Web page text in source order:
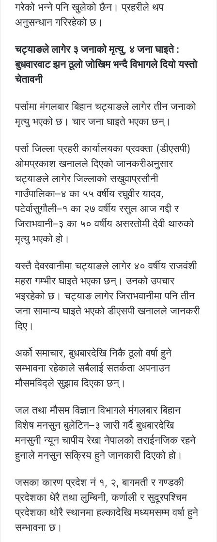
गरेको भन्ने पनि खुलेको छैन। प्रहरीले थप
अनुसन्धान गरिरहेको छ।
चट्याङले लागेर ३ जनाको मृत्यु, ४ जना घाइते :
बुधवारवाट झन ठूलो जोखिम भन्दै विभागले दियो यस्तो
चेतावनी
पर्सामा मंगलबार बिहान चट्याङले लागेर तीन जनाको
मृत्यु भएको छ। चार जना घाइते भएका छन्।
पर्सा जिल्ला प्रहरी कार्यालयका प्रवक्ता (डीएसपी)
ओमप्रकाश खनालले दिएको जानकरीअनुसार
चट्याङले लागेर जिल्लाको सखुवाप्रसौनी
गाउँपालिका–४ का ५५ वर्षीय रघुवीर यादव,
पटेर्वासुगौली–१ का २७ वर्षीय रसुल आज गद्दी र
जिराभवानी–३ का ५० वर्षीय असरतोमी देवी थारुको
मृत्यु भएको हो।
यस्तै देवरवानीमा चट्याङले लागेर ४० वर्षीय राजवंशी
महरा गम्भीर घाइते भएका छन्। उनको उपचार
भइरहेको छ। चट्याङ लागेर जिराभवानीमा पनि तीन
जना सामान्य घाइते भएको डीएसपी खनालले जानकरी
दिए।
अर्को समाचार, बुधबारदेखि निकै ठूलो वर्षा हुने
सम्भावना रहेकाले सबैलाई सतर्कता अपनाउन
मौसमविद्ले सुझाव दिएका छन्।
जल तथा मौसम विज्ञान विभागले मंगलबार बिहान
विशेष मनसुन बुलेटिन–३ जारी गर्दै बुधबारदेखि
मनसुनी न्यून चापीय रेखा नेपालको तराईनजिक रहने
हुनाले मनसुन सक्रिय हुने जानकारी दिएको हो।
जसका कारण प्रदेश नं १, २, बागमती र गण्डकी
प्रदेशका धेरै तथा लुम्बिनी, कर्णाली र सुदूरपश्चिम
प्रदेशका थोरै स्थानमा हल्कादेखि मध्यमसम्म वर्षा हुने
सम्भावना छ।